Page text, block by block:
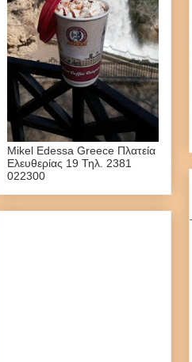
Mikel Edessa Greece Πλατεία
Ελευθερίας 19 Τηλ. 2381
022300